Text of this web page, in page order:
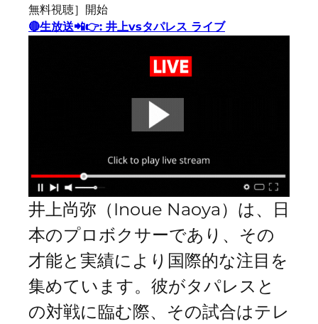
無料視聴］開始
🔴生放送📲👉: 井上vsタパレス ライブ
井上尚弥（Inoue Naoya）は、日
本のプロボクサーであり、その
才能と実績により国際的な注目を
集めています。彼がタパレスと
の対戦に臨む際、その試合はテレ